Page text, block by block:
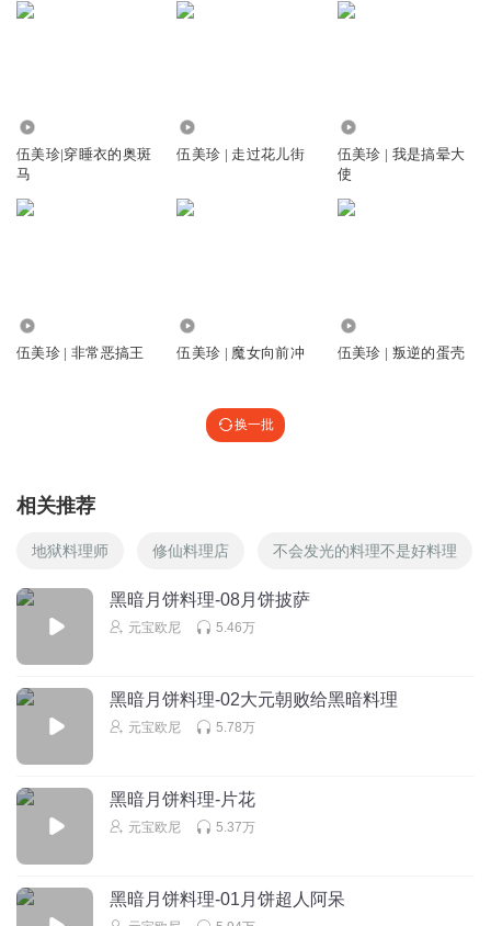
伍美珍|穿睡衣的奥斑
马
伍美珍 | 走过花儿街
伍美珍 | 我是搞晕大
使
伍美珍 | 非常恶搞王 伍美珍 | 魔女向前冲 伍美珍 | 叛逆的蛋壳
换一批
相关推荐
地狱料理师 修仙料理店 不会发光的料理不是好料理
黑暗月饼料理-08月饼披萨
元宝欧尼 5.46万
黑暗月饼料理-02大元朝败给黑暗料理
元宝欧尼 5.78万
黑暗月饼料理-片花
元宝欧尼 5.37万
黑暗月饼料理-01月饼超人阿呆